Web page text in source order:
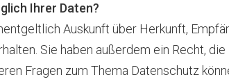
Ihrer Daten?
Auskunft über Herkunft,
Sie haben außerdem ein Recht,
Fragen zum Thema Datenschutz